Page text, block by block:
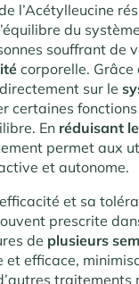
l’Acétylleucine
du
souffrant de
corporelle.
sur le
certaines
En réduisant
permet aux
et autonome.
et sa
prescrite
de plusieurs
et efficace,
traitements